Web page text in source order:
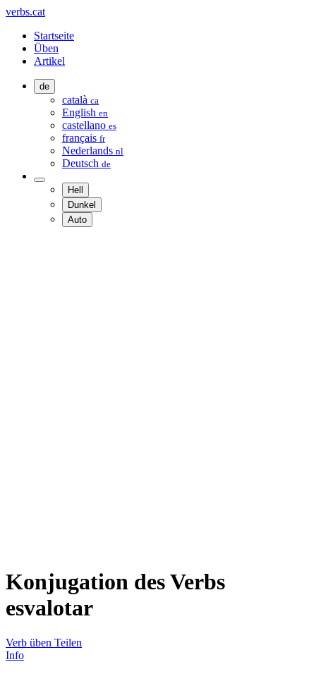
verbs.cat
Startseite
Üben
Artikel
de
català ca
English en
castellano es
français fr
Nederlands nl
Deutsch de
Hell
Dunkel
Auto
Konjugation des Verbs
esvalotar
Verb üben Teilen
Info